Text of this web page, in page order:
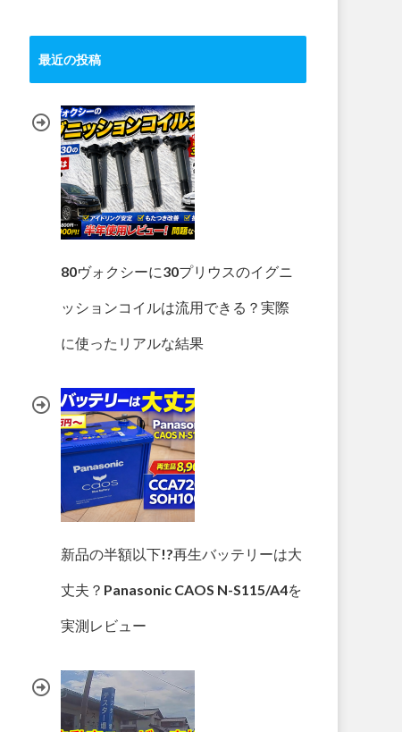
最近の投稿
80ヴォクシーに30プリウスのイグニ
ッションコイルは流用できる？実際
に使ったリアルな結果
新品の半額以下!?再生バッテリーは大
丈夫？Panasonic CAOS N-S115/A4を
実測レビュー